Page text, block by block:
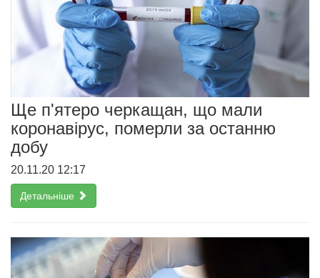
Ще п'ятеро черкащан, що мали
коронавірус, померли за останню
добу
20.11.20 12:17
Детальніше